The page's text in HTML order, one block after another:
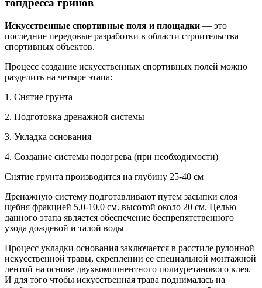
топдресса гринов
Искусственные спортивные поля и площадки — это
последние передовые разработки в области строительства
спортивных объектов.
Процесс создание искусственных спортивных полей можно
разделить на четыре этапа:
1. Снятие грунта
2. Подготовка дренажной системы
3. Укладка основания
4. Создание системы подогрева (при необходимости)
Снятие грунта производится на глубину 25-40 см
Дренажную систему подготавливают путем засыпки слоя
щебня фракцией 5,0-10,0 см. высотой около 20 см. Целью
данного этапа является обеспечение беспрепятственного
ухода дождевой и талой воды
Процесс укладки основания заключается в расстиле рулонной
искусственной травы, скреплении ее специальной монтажной
лентой на основе двухкомпонентного полиуретанового клея.
И для того чтобы искусственная трава поднималась на